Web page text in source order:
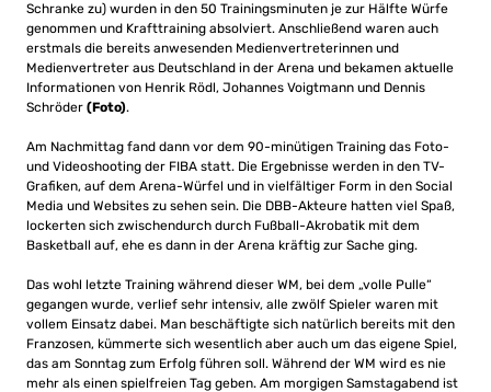
Schranke zu) wurden in den 50 Trainingsminuten je zur Hälfte Würfe
genommen und Krafttraining absolviert. Anschließend waren auch
erstmals die bereits anwesenden Medienvertreterinnen und
Medienvertreter aus Deutschland in der Arena und bekamen aktuelle
Informationen von Henrik Rödl, Johannes Voigtmann und Dennis
Schröder (Foto).
Am Nachmittag fand dann vor dem 90-minütigen Training das Foto-
und Videoshooting der FIBA statt. Die Ergebnisse werden in den TV-
Grafiken, auf dem Arena-Würfel und in vielfältiger Form in den Social
Media und Websites zu sehen sein. Die DBB-Akteure hatten viel Spaß,
lockerten sich zwischendurch durch Fußball-Akrobatik mit dem
Basketball auf, ehe es dann in der Arena kräftig zur Sache ging.
Das wohl letzte Training während dieser WM, bei dem „volle Pulle“
gegangen wurde, verlief sehr intensiv, alle zwölf Spieler waren mit
vollem Einsatz dabei. Man beschäftigte sich natürlich bereits mit den
Franzosen, kümmerte sich wesentlich aber auch um das eigene Spiel,
das am Sonntag zum Erfolg führen soll. Während der WM wird es nie
mehr als einen spielfreien Tag geben. Am morgigen Samstagabend ist